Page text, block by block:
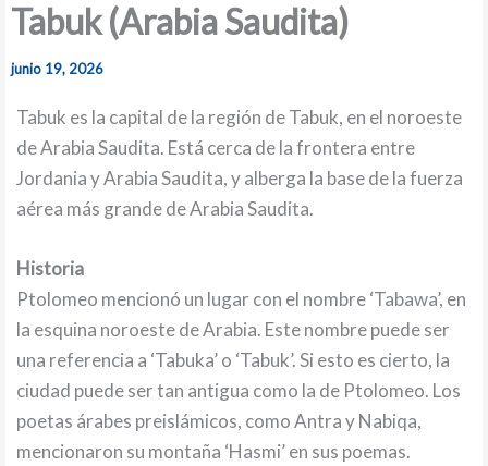
Tabuk (Arabia Saudita)
junio 19, 2026
Tabuk es la capital de la región de Tabuk, en el noroeste
de Arabia Saudita. Está cerca de la frontera entre
Jordania y Arabia Saudita, y alberga la base de la fuerza
aérea más grande de Arabia Saudita.
Historia
Ptolomeo mencionó un lugar con el nombre ‘Tabawa’, en
la esquina noroeste de Arabia. Este nombre puede ser
una referencia a ‘Tabuka’ o ‘Tabuk’. Si esto es cierto, la
ciudad puede ser tan antigua como la de Ptolomeo. Los
poetas árabes preislámicos, como Antra y Nabiqa,
mencionaron su montaña ‘Hasmi’ en sus poemas.